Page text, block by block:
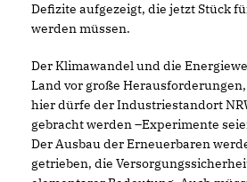
Defizite aufgezeigt, die jetzt Stück
werden müssen.
Der Klimawandel und die
Land vor große
hier dürfe der Industriestandort
gebracht werden –Experimente
Der Ausbau der Erneuerbaren
getrieben, die